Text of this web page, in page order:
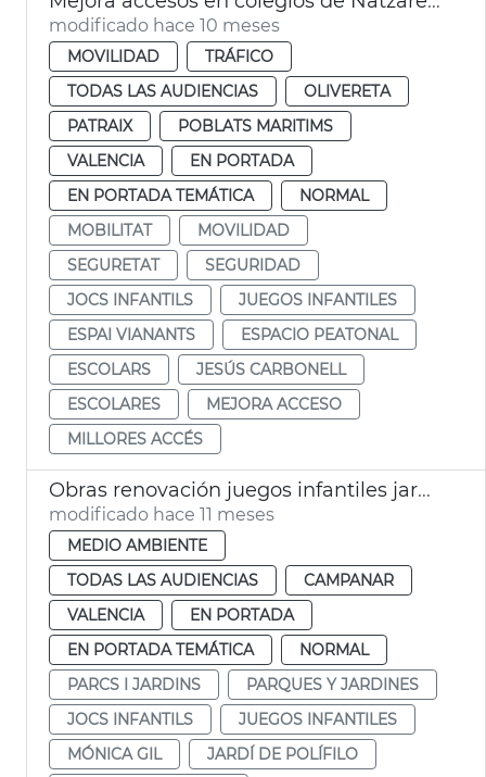
modificado hace 10 meses
MOVILIDAD
TRÁFICO
TODAS LAS AUDIENCIAS
OLIVERETA
PATRAIX
POBLATS MARITIMS
VALENCIA
EN PORTADA
EN PORTADA TEMÁTICA
NORMAL
MOBILITAT
MOVILIDAD
SEGURETAT
SEGURIDAD
JOCS INFANTILS
JUEGOS INFANTILES
ESPAI VIANANTS
ESPACIO PEATONAL
ESCOLARS
JESÚS CARBONELL
ESCOLARES
MEJORA ACCESO
MILLORES ACCÉS
Obras renovación juegos infantiles jardín Polífilo
modificado hace 11 meses
MEDIO AMBIENTE
TODAS LAS AUDIENCIAS
CAMPANAR
VALENCIA
EN PORTADA
EN PORTADA TEMÁTICA
NORMAL
PARCS I JARDINS
PARQUES Y JARDINES
JOCS INFANTILS
JUEGOS INFANTILES
MÓNICA GIL
JARDÍ DE POLÍFILO